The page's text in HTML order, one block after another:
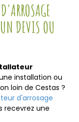
DEVIS OU
installation ou
loin de Cestas ?
d'arrosage
recevrez une